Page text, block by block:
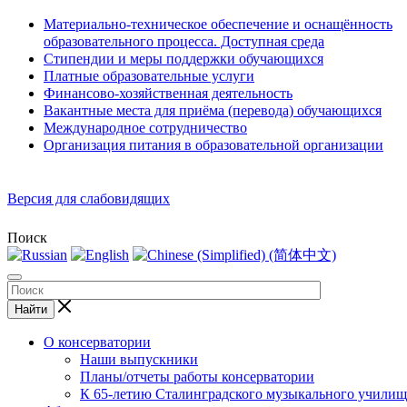
Материально-техническое обеспечение и оснащённость
образовательного процесса. Доступная среда
Стипендии и меры поддержки обучающихся
Платные образовательные услуги
Финансово-хозяйственная деятельность
Вакантные места для приёма (перевода) обучающихся
Международное сотрудничество
Организация питания в образовательной организации
Версия для слабовидящих
Поиск
Найти
О консерватории
Наши выпускники
Планы/отчеты работы консерватории
К 65-летию Сталинградского музыкального